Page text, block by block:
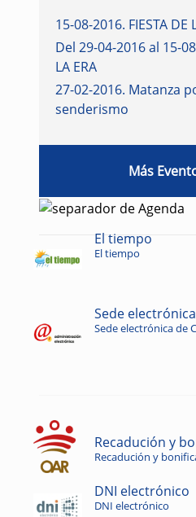
15-08-2016. FIESTA DE
Del 29-04-2016 al 15-
LA ERA
27-02-2016. Matanza
senderismo
Más
El tiempo
El tiempo
Sede
Sede electrónica de
Recadución y
Recadución y
DNI electrónico
DNI electrónico